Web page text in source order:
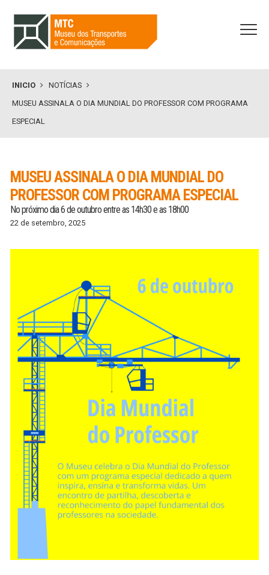
INICIO
NOTÍCIAS
MUSEU ASSINALA O DIA MUNDIAL DO PROFESSOR COM PROGRAMA
ESPECIAL
MUSEU ASSINALA O DIA MUNDIAL DO
PROFESSOR COM PROGRAMA ESPECIAL
No próximo dia 6 de outubro entre as 14h30 e as 18h00
22 de setembro, 2025